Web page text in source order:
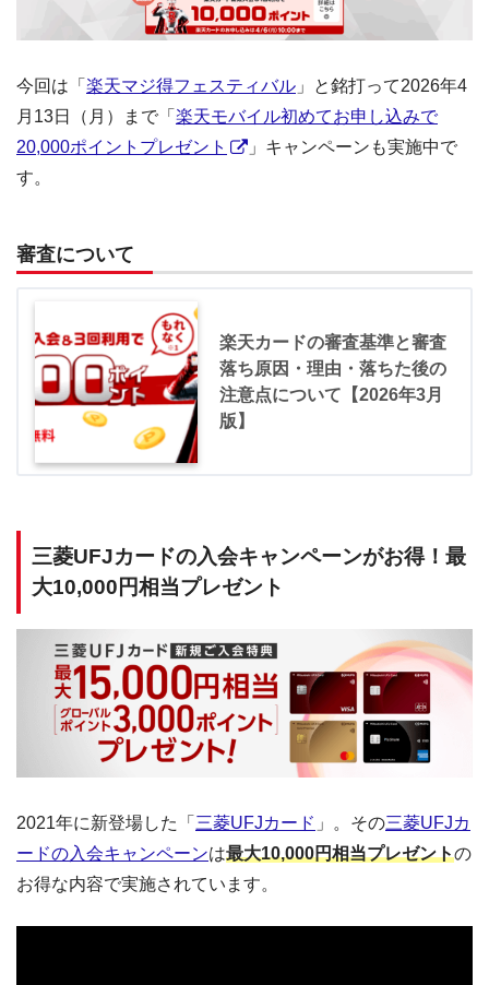
今回は「 楽天マジ得フェスティバル 」と銘打って2026年4
月13日（月）まで「 楽天モバイル初めてお申し込みで
20,000ポイントプレゼント
」キャンペーンも実施中で
す。
審査について
楽天カードの審査基準と審査
落ち原因・理由・落ちた後の
注意点について【2026年3月
版】
三菱UFJカードの入会キャンペーンがお得！最
大10,000円相当プレゼント
2021年に新登場した「 三菱UFJカード 」。その三菱UFJカ
ードの入会キャンペーンは最大10,000円相当プレゼントの
お得な内容で実施されています。